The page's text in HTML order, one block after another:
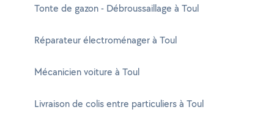
Tonte de gazon - Débroussaillage à Toul
Réparateur électroménager à Toul
Mécanicien voiture à Toul
Livraison de colis entre particuliers à Toul